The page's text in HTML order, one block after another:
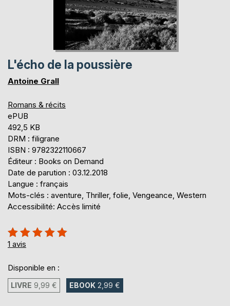
L'écho de la poussière
Antoine Grall
Romans & récits
ePUB
492,5 KB
DRM : filigrane
ISBN : 9782322110667
Éditeur : Books on Demand
Date de parution : 03.12.2018
Langue : français
Mots-clés : aventure, Thriller, folie, Vengeance, Western
Accessibilité: Accès limité
Évaluation:
100%
1 avis
Disponible en :
LIVRE 9,99 € EBOOK 2,99 €